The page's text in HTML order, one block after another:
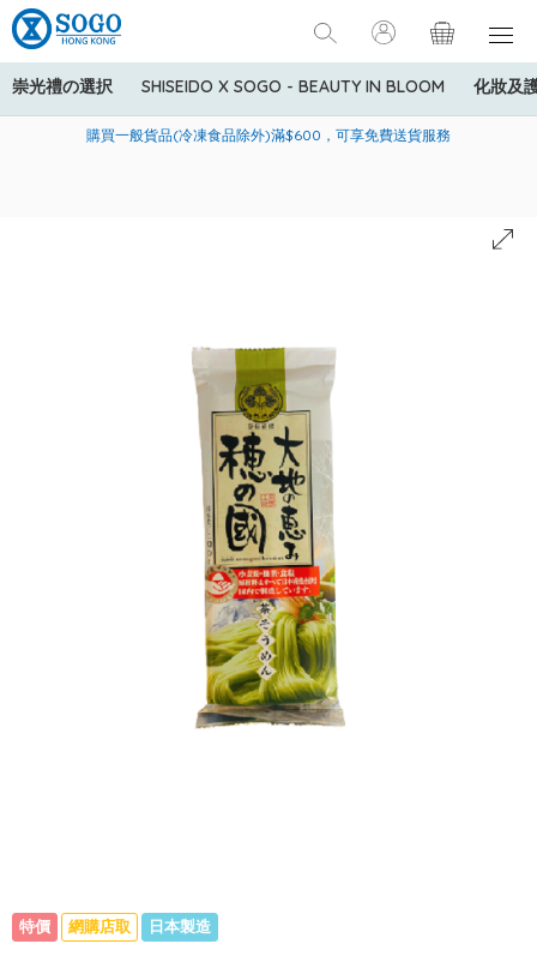
崇光禮の選択 SHISEIDO X SOGO - BEAUTY IN BLOOM 化妝及
美國運通Explorer®信用卡會員購物禮遇：高達5%簽賬回贈！
購買一般貨品(冷凍食品除外)滿$600，可享免費送貨服務
寄送中國內地服務只適用於指定商品，若訂單金額少於HK$600(折
特價 網購店取 日本製造